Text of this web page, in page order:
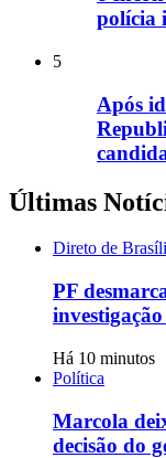
polícia
5
Após
Últimas
Direto de
PF
Há 10 minutos
Política
Marcola
decisão do